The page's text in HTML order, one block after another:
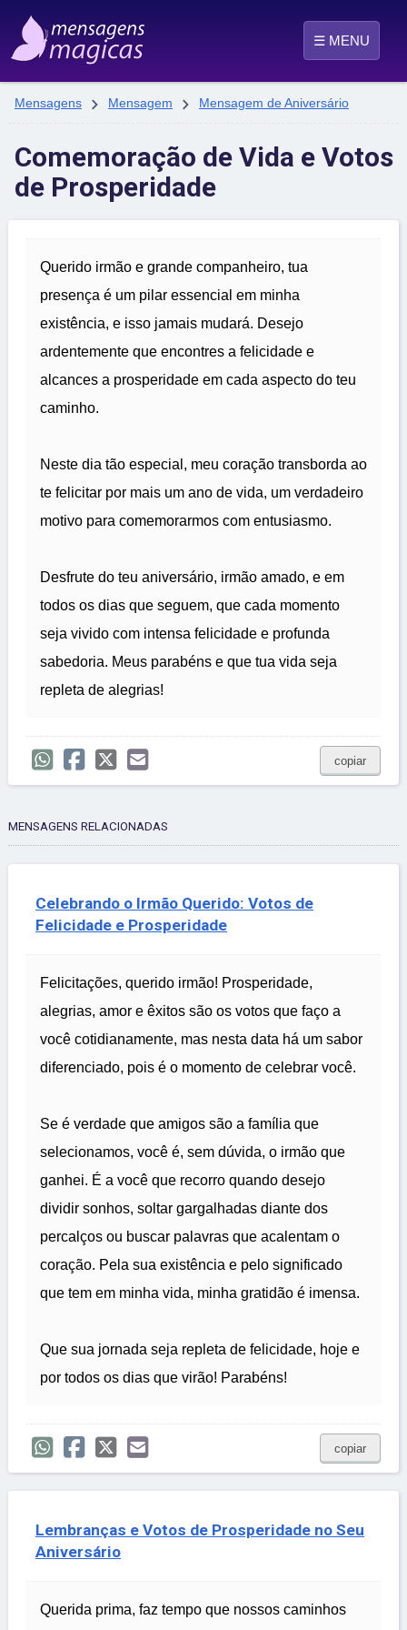
☰ MENU
Mensagens  Mensagem  Mensagem de Aniversário
Comemoração de Vida e Votos
de Prosperidade
Querido irmão e grande companheiro, tua
presença é um pilar essencial em minha
existência, e isso jamais mudará. Desejo
ardentemente que encontres a felicidade e
alcances a prosperidade em cada aspecto do teu
caminho.
Neste dia tão especial, meu coração transborda ao
te felicitar por mais um ano de vida, um verdadeiro
motivo para comemorarmos com entusiasmo.
Desfrute do teu aniversário, irmão amado, e em
todos os dias que seguem, que cada momento
seja vivido com intensa felicidade e profunda
sabedoria. Meus parabéns e que tua vida seja
repleta de alegrias!
copiar
MENSAGENS RELACIONADAS
Celebrando o Irmão Querido: Votos de
Felicidade e Prosperidade
Felicitações, querido irmão! Prosperidade,
alegrias, amor e êxitos são os votos que faço a
você cotidianamente, mas nesta data há um sabor
diferenciado, pois é o momento de celebrar você.
Se é verdade que amigos são a família que
selecionamos, você é, sem dúvida, o irmão que
ganhei. É a você que recorro quando desejo
dividir sonhos, soltar gargalhadas diante dos
percalços ou buscar palavras que acalentam o
coração. Pela sua existência e pelo significado
que tem em minha vida, minha gratidão é imensa.
Que sua jornada seja repleta de felicidade, hoje e
por todos os dias que virão! Parabéns!
copiar
Lembranças e Votos de Prosperidade no Seu
Aniversário
Querida prima, faz tempo que nossos caminhos